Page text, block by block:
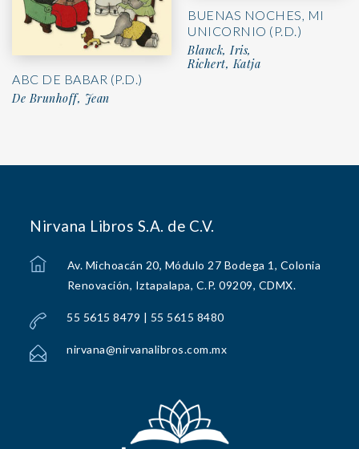
ABC DE BABAR (P.D.)
De Brunhoff, Jean
BUENAS NOCHES, MI
UNICORNIO (P.D.)
Blanck, Iris,
Richert, Katja
Nirvana Libros S.A. de C.V.
Av. Michoacán 20, Módulo 27 Bodega 1, Colonia
Renovación, Iztapalapa, C.P. 09209, CDMX.
55 5615 8479 | 55 5615 8480
nirvana@nirvanalibros.com.mx